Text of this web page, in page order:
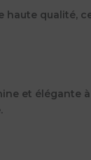
haute qualité,
et élégante